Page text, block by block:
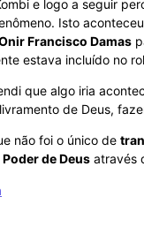
e logo a seguir
Isto
Francisco Damas
estava incluído no
que algo iria
de Deus,
não foi o único de
Poder de Deus através